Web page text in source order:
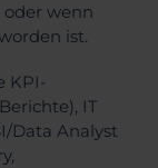
oder wenn
ist.
KPI-
IT
Data Analyst